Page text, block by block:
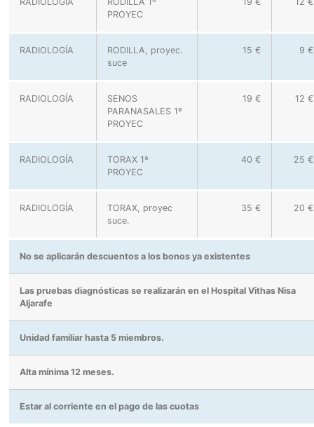
PROYEC
RADIOLOGÍA
RODILLA, proyec.
suce
15 € 9 €
RADIOLOGÍA
SENOS
PARANASALES 1º
PROYEC
19 € 12 €
RADIOLOGÍA
TORAX 1ª
PROYEC
40 € 25 €
RADIOLOGÍA
TORAX, proyec
suce.
35 € 20 €
No se aplicarán descuentos a los bonos ya existentes
Las pruebas diagnósticas se realizarán en el Hospital Vithas Nisa
Aljarafe
Unidad familiar hasta 5 miembros.
Alta mínima 12 meses.
Estar al corriente en el pago de las cuotas